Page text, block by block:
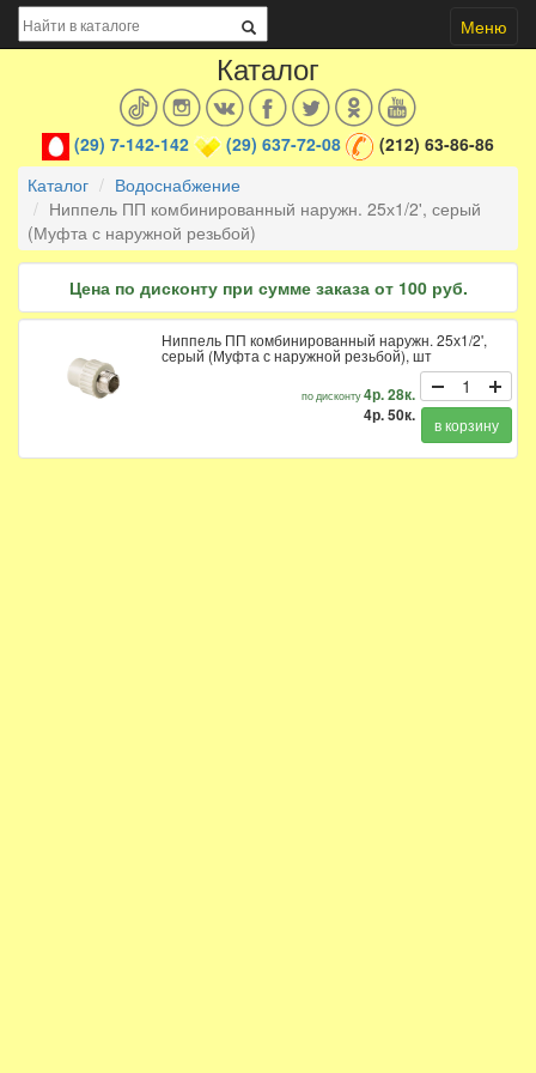
Меню
Каталог
(29) 7-142-142 (29) 637-72-08
(212) 63-86-86
Каталог
Водоснабжение
Ниппель ПП комбинированный наружн. 25х1/2', серый
(Муфта с наружной резьбой)
Цена по дисконту при сумме заказа от 100 руб.
Ниппель ПП комбинированный наружн. 25х1/2',
серый (Муфта с наружной резьбой), шт
по дисконту4р. 28к.
4р. 50к.
в корзину